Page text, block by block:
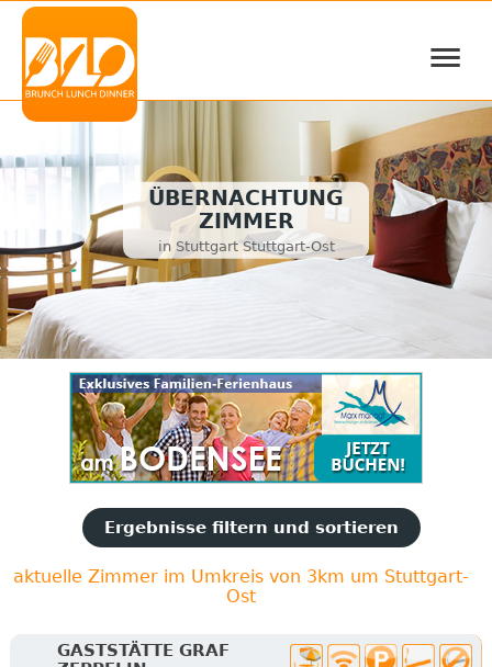
≡
ÜBERNACHTUNG
ZIMMER
in Stuttgart Stuttgart-Ost
Ergebnisse filtern und sortieren
aktuelle Zimmer im Umkreis von 3km um Stuttgart-
Ost
GASTSTÄTTE GRAF